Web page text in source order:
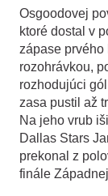
Osgoodovej
ktoré dostal v
zápase
rozohrávkou,
rozhodujúci
zasa pustil až
Na jeho vrub
Dallas Stars
prekonal z
finále